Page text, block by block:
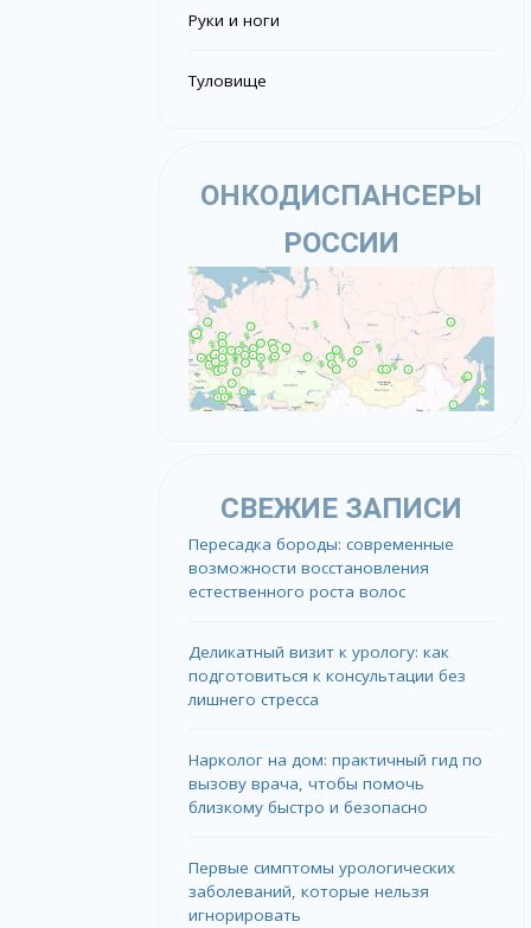
Руки и ноги
Туловище
ОНКОДИСПАНСЕРЫ
РОССИИ
СВЕЖИЕ ЗАПИСИ
Пересадка бороды: современные
возможности восстановления
естественного роста волос
Деликатный визит к урологу: как
подготовиться к консультации без
лишнего стресса
Нарколог на дом: практичный гид по
вызову врача, чтобы помочь
близкому быстро и безопасно
Первые симптомы урологических
заболеваний, которые нельзя
игнорировать